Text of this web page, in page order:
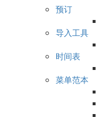
预订
导入工具
时间表
菜单范本